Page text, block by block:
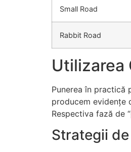
Small Road
Rabbit Road
Utilizarea
Punerea în practică
producem evidențe
Respectiva fază de
Strategii